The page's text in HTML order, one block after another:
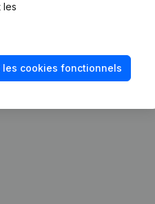
les
cookies fonctionnels